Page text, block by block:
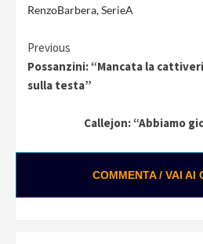
RenzoBarbera,SerieA
Continue
Reading
Previous
Possanzini: “Mancata la
sulla testa”
Callejon: “Abbiamo
COMMENTA / VAI AI